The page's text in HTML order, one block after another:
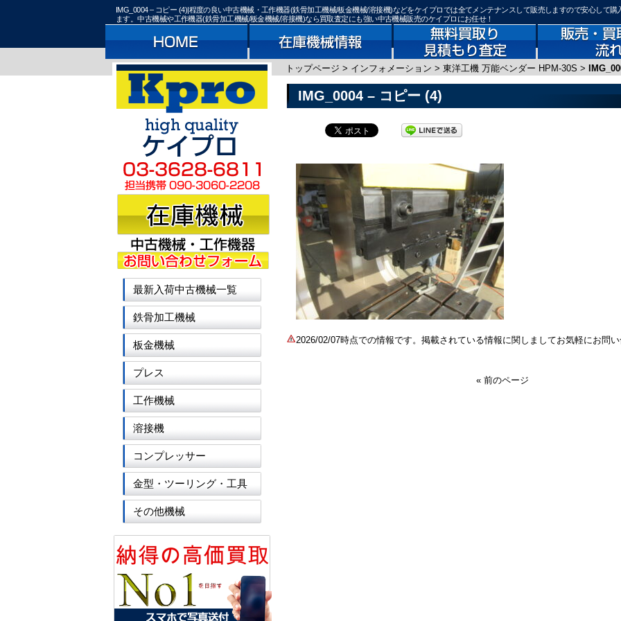
IMG_0004 – コピー (4)|程度の良い中古機械・工作機器(鉄骨加工機械/板金機械/溶接機)などをケイプロでは全てメンテナンスして販売しますので安心して購
ます。中古機械や工作機器(鉄骨加工機械/板金機械/溶接機)なら買取査定にも強い中古機械販売のケイプロにお任せ！
トップページ > インフォメーション > 東洋工機 万能ベンダー HPM-30S >
IMG_0004 – コピー (4)
2026/02/07時点での情報です。掲載されている情報に関しましてお気軽にお問い
« 前のページ
最新入荷中古機械一覧
鉄骨加工機械
板金機械
プレス
工作機械
溶接機
コンプレッサー
金型・ツーリング・工具
その他機械